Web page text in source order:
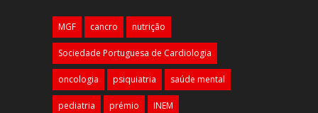
MGF cancro nutrição
Sociedade Portuguesa de Cardiologia
oncologia psiquiatria saúde mental
pediatria prémio INEM